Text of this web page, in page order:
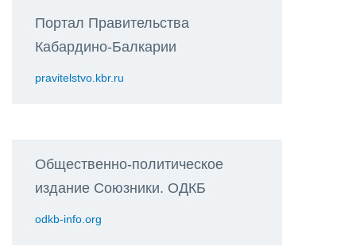
Портал Правительства
Кабардино-Балкарии
pravitelstvo.kbr.ru
Общественно-политическое
издание Союзники. ОДКБ
odkb-info.org